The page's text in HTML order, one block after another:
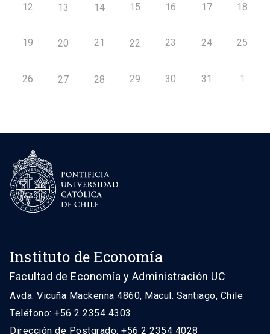
12 13 14 15 16 17 18
19 20 21 22 23 24 25
26 27 28 29 30 31 1
Instituto de Economía
Facultad de Economía y Administración UC
Avda. Vicuña Mackenna 4860, Macul. Santiago, Chile
Teléfono: +56 2 2354 4303
Dirección de Postgrado: +56 2 2354 4028